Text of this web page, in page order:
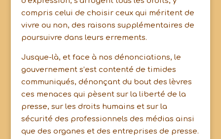
compris celui de choisir ceux qui méritent de
vivre ou non, des raisons supplémentaires de
poursuivre dans leurs errements.
Jusque-là, et face à nos dénonciations, le
gouvernement s’est contenté de timides
communiqués, dénonçant du bout des lèvres
ces menaces qui pèsent sur la liberté de la
presse, sur les droits humains et sur la
sécurité des professionnels des médias ainsi
que des organes et des entreprises de presse.